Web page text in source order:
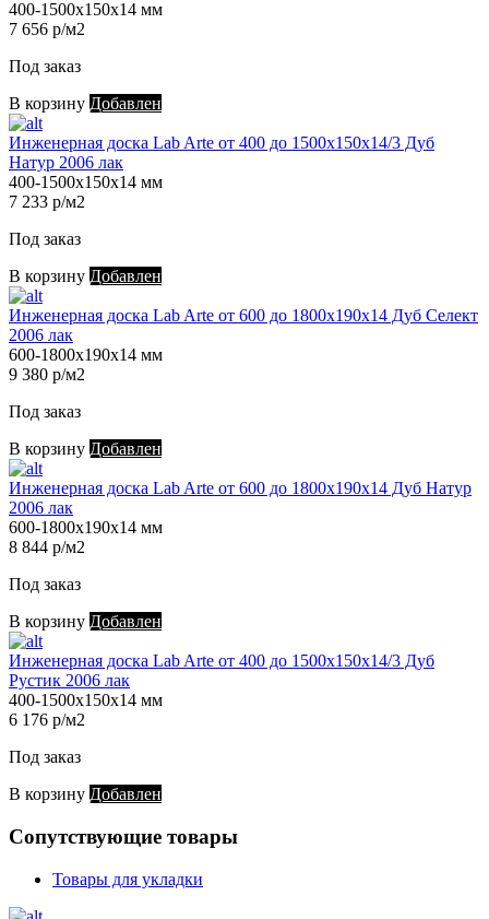
400-1500х150х14 мм
7 656 р/м2
Под заказ
В корзину Добавлен
Инженерная доска Lab Arte от 400 до 1500х150х14/3 Дуб
Натур 2006 лак
400-1500х150х14 мм
7 233 р/м2
Под заказ
В корзину Добавлен
Инженерная доска Lab Arte от 600 до 1800х190х14 Дуб Селект
2006 лак
600-1800х190х14 мм
9 380 р/м2
Под заказ
В корзину Добавлен
Инженерная доска Lab Arte от 600 до 1800х190х14 Дуб Натур
2006 лак
600-1800х190х14 мм
8 844 р/м2
Под заказ
В корзину Добавлен
Инженерная доска Lab Arte от 400 до 1500х150х14/3 Дуб
Рустик 2006 лак
400-1500х150х14 мм
6 176 р/м2
Под заказ
В корзину Добавлен
Сопутствующие товары
Товары для укладки